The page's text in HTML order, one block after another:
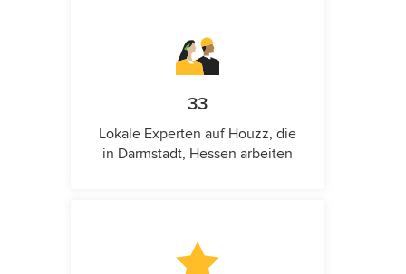
33
Lokale Experten auf Houzz, die
in Darmstadt, Hessen arbeiten